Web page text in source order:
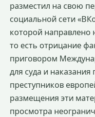
разместил на свою
социальной сети
которой направлено
то есть отрицание
приговором
для суда и
преступников
размещения эти
просмотра